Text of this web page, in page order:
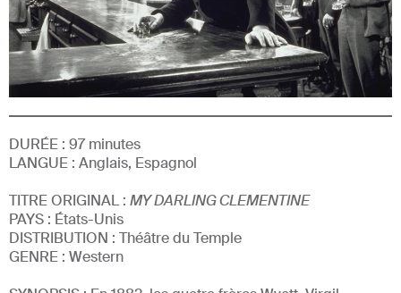
DURÉE : 97minutes
LANGUE : Anglais, Espagnol
TITRE ORIGINAL : MY DARLING CLEMENTINE
PAYS : États-Unis
DISTRIBUTION : Théâtre du Temple
GENRE : Western